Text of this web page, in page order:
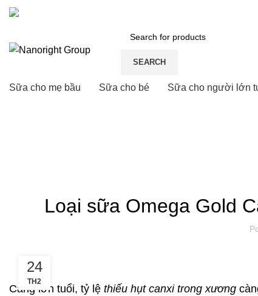
SEARCH
Sữa cho mẹ bầu Sữa cho bé Sữa cho người lớn
Loại sữa Omega Gold
24
TH2
Càng lớn tuổi, tỷ lệ thiếu hụt canxi trong xương